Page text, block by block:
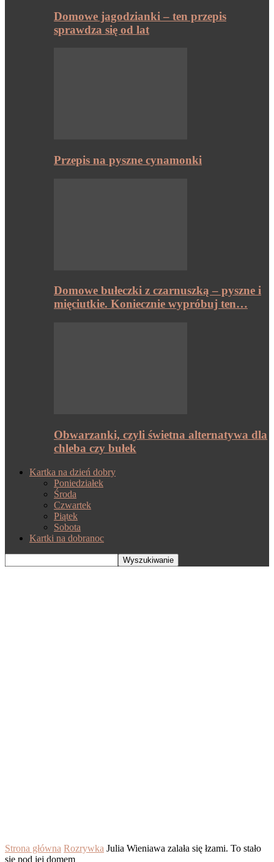
Domowe jagodzianki – ten przepis
sprawdza się od lat
Przepis na pyszne cynamonki
Domowe bułeczki z czarnuszką – pyszne i
mięciutkie. Koniecznie wypróbuj ten…
Obwarzanki, czyli świetna alternatywa dla
chleba czy bułek
Kartka na dzień dobry
Poniedziałek
Środa
Czwartek
Piątek
Sobota
Kartki na dobranoc
Strona główna Rozrywka Julia Wieniawa zalała się łzami. To stało
się pod jej domem